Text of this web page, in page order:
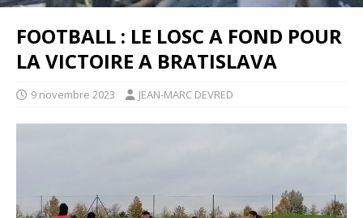
FOOTBALL : LE LOSC A FOND POUR
LA VICTOIRE A BRATISLAVA
9 novembre 2023 JEAN-MARC DEVRED